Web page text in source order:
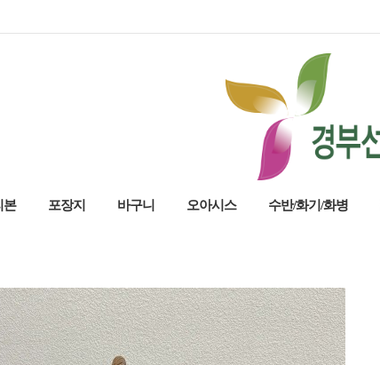
본 포장지 바구니 오아시스 수반/화기/화병